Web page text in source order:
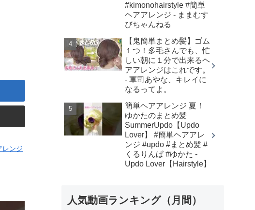
レンジ
#kimonohairstyle #簡単
ヘアアレンジ - ままむす
びちゃんねる
【鬼簡単まとめ髪】ゴム
１つ！多毛さんでも、忙
しい朝に１分で出来るヘ
アアレンジはこれです。
- 軍司あやな、キレイに
なるってよ。
簡単ヘアアレンジ 夏！
ゆかたのまとめ髪
SummerUpdo【Updo
Lover】 #簡単ヘアアレ
ンジ #updo #まとめ髪 #
くるりんぱ #ゆかた -
Updo Lover【Hairstyle】
人気動画ランキング（月間）